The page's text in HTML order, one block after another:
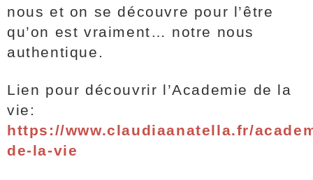
nous et on se découvre pour l’être
qu’on est vraiment… notre nous
authentique.
Lien pour découvrir l’Academie de la
vie:
https://www.claudiaanatella.fr/
de-la-vie